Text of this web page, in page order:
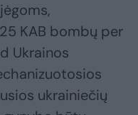
KAB bombų per
Ukrainos
ukrainiečių